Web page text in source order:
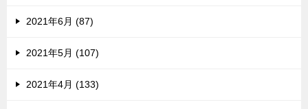
2021年6月 (87)
2021年5月 (107)
2021年4月 (133)